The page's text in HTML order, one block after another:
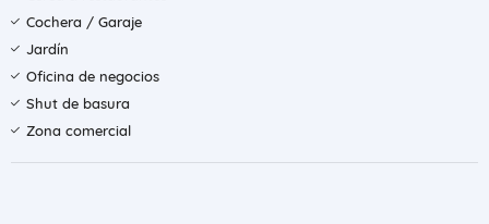
Cochera / Garaje
Jardín
Oficina de negocios
Shut de basura
Zona comercial